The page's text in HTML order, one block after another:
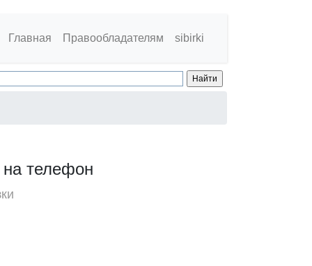
Главная Правообладателям sibirki
телефон